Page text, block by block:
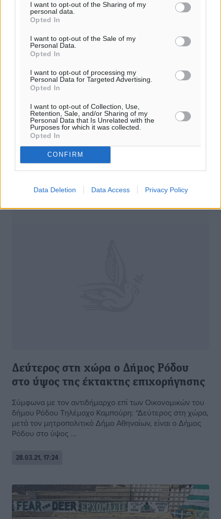
I want to opt-out of the Sharing of my
personal data.
Opted In
I want to opt-out of the Sale of my
Personal Data.
Opted In
I want to opt-out of processing my
Personal Data for Targeted Advertising.
Opted In
I want to opt-out of Collection, Use,
Retention, Sale, and/or Sharing of my
Personal Data that Is Unrelated with the
Purposes for which it was collected.
Opted In
CONFIRM
Data Deletion Data Access Privacy Policy
Εστίαση: Πλήρες άνοιγμα και όχι μόνο
Πλήρες άνοιγμα της εστίασης και όχι μόνο στους
εξωτερικούς χώρους ο πρόεδρος της ΓΣΕΒΕΕ, Γιώργος
Καββαθάς μιλώντας σε πρωινή εκπομπή του Mega. Ο κ.
Καββαθάς ξεκαθάρισε πως η ...
Δεύτερος στη χώρα ο Δήμος Ρόδου
στο ύψος της έκτακτης επιχορήγησης
Σύμφωνα με τον αντιδήμαρχο επί των Οικονομικών του
δήμου Ρόδου Τηλέμαχο Καμπούρη: “Δεύτερος στη χώρα,
μετά τον μητροπολιτικό Δήμο Αθηναίων, είναι ο Δήμος
Ρόδου στο ύψος ...
28.03.21, 17:24